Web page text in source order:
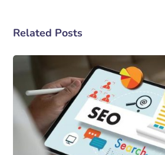
Related Posts